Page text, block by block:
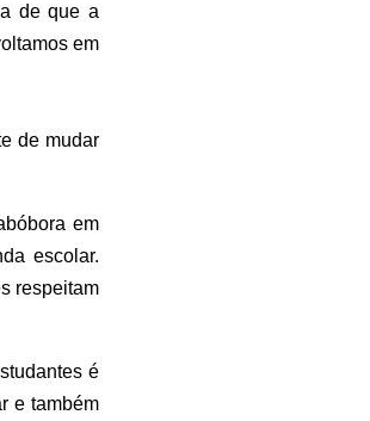
de que a
em
de mudar
em
escolar.
respeitam
é
e também